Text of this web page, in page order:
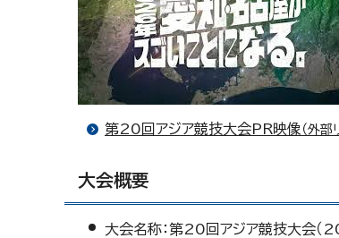
第20回アジア競技大会PR映像 （外部
大会概要
大会名称：第20回アジア競技大会（